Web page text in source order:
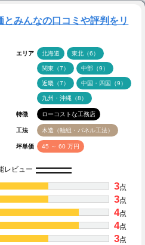
みんなの口コミや評判をリ
エリア 北海道 東北（6）
関東（7） 中部（9）
近畿（7） 中国・四国（9）
九州・沖縄（8）
特徴 ローコストな工務店
工法 木造（軸組・パネル工法）
坪単価 45 ～ 60 万円
レビュー
3点
3点
4点
4点
3点